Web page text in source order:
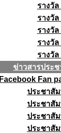
รางวัล
รางวัล
รางวัล
รางวัล
รางวัล
ข่าวสารประ
Facebook Fan
ประชาสั
ประชาสั
ประชาสั
ประชาสั